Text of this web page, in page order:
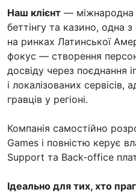
Наш клієнт — міжнародна
беттінгу та казино, одна
на ринках Латинської
фокус — створення
досвіду через поєднання
і локалізованих сервісів,
гравців у регіоні.
Компанія самостійно
Games і повністю керує
Support та Back-office
Ідеально для тих, хто